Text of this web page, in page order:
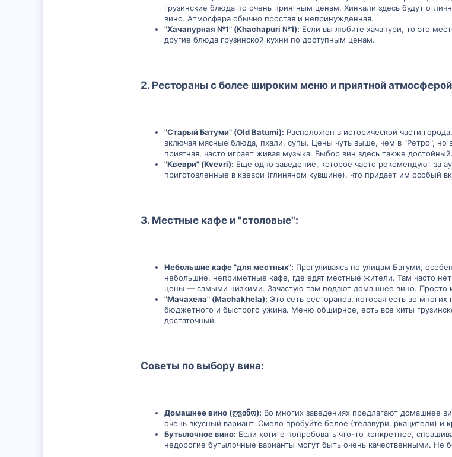
грузинские блюда по очень приятным ценам. Хинкали здесь будут
вино. Атмосфера обычно простая и непринужденная.
"Хачапурная №1" (Khachapuri №1): Если вы любите хачапури, то это
другие блюда грузинской кухни по доступным ценам.
2. Рестораны с более широким меню и приятной
"Старый Батуми" (Old Batumi): Расположен в исторической части
включая мясные блюда, пхали, супы. Цены чуть выше, чем в "Ретро",
приятная, часто играет живая музыка. Выбор вин здесь также достойный.
"Квеври" (Kvevri): Еще одно заведение, которое часто рекомендуют за
приготовленные в квеври (глиняном кувшине), что придает им особый
3. Местные кафе и "столовые":
Небольшие кафе "для местных": Прогуливаясь по улицам Батуми,
небольшие, неприметные кафе, где едят местные жители. Там часто
цены — самыми низкими. Зачастую там подают домашнее вино. Просто
"Мачахела" (Machakhela): Это сеть ресторанов, которая есть во
бюджетного и быстрого ужина. Меню обширное, есть все хиты
достаточный.
Советы по выбору вина:
Домашнее вино (ღვინო): Во многих заведениях предлагают домашнее
очень вкусный вариант. Смело пробуйте белое (телавури, ркацители) и
Бутылочное вино: Если хотите попробовать что-то конкретное,
недорогие бутылочные варианты могут быть очень качественными. Не